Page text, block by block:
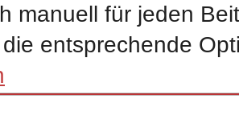
manuell für jeden
entsprechende